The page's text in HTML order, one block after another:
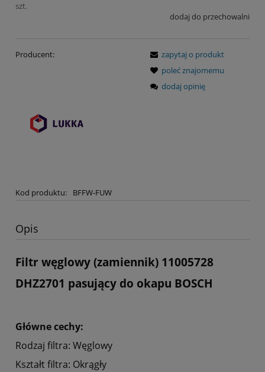
szt.
dodaj do przechowalni
Producent:
Kod produktu: BFFW-FUW
zapytaj o produkt
poleć znajomemu
dodaj opinię
Opis
Filtr węglowy (zamiennik) 11005728
DHZ2701 pasujący do okapu BOSCH
Główne cechy:
Rodzaj filtra: Węglowy
Kształt filtra: Okrągły